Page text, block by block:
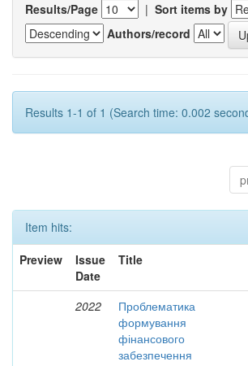
Results/Page | Sort items by
Authors/record
Results 1-1 of 1 (Search time: 0.002
Item hits:
Preview
Issue
Date
Title
2022
Проблематика
формування
фінансового
забезпечення